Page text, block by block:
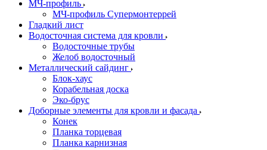
МЧ-профиль
МЧ-профиль Супермонтеррей
Гладкий лист
Водосточная система для кровли
Водосточные трубы
Желоб водосточный
Металлический сайдинг
Блок-хаус
Корабельная доска
Эко-брус
Доборные элементы для кровли и фасада
Конек
Планка торцевая
Планка карнизная